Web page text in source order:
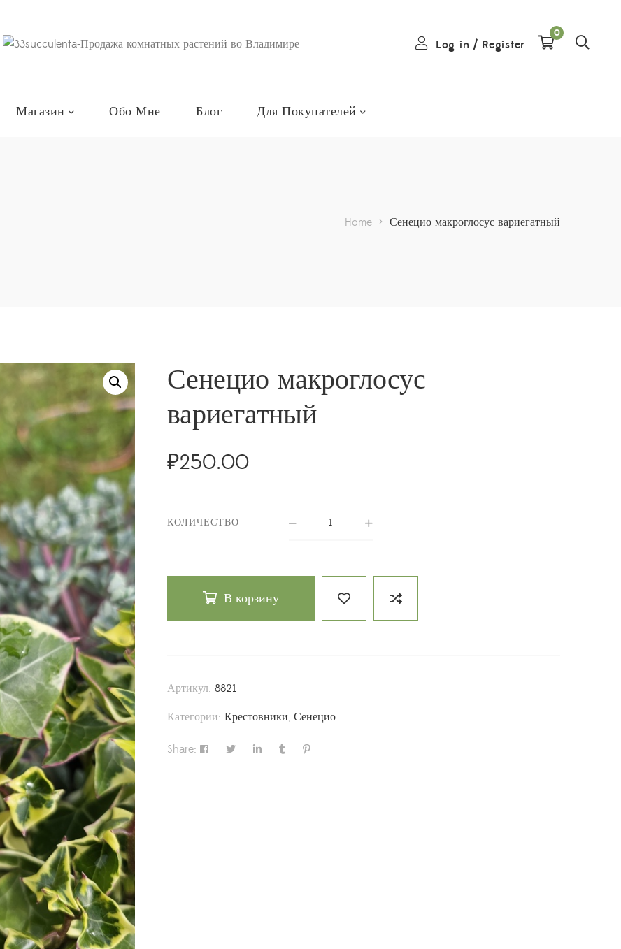
Log in / Register
0
Магазин Обо Мне Блог Для Покупателей
Home > Сенецио макроглосус вариегатный
Сенецио макроглосус
вариегатный
₽250.00
КОЛИЧЕСТВО
В корзину
Артикул:8821
Категории:Крестовники,Сенецио
Share: